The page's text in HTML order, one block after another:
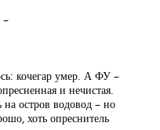
–
кочегар умер. А ФУ –
и нечистая.
на остров водовод – но
хоть опреснитель